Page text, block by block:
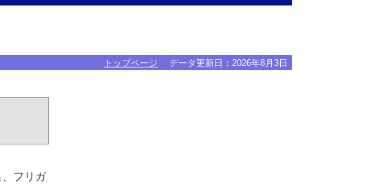
トップページ データ更新日： 2026年8月3日
フリガ